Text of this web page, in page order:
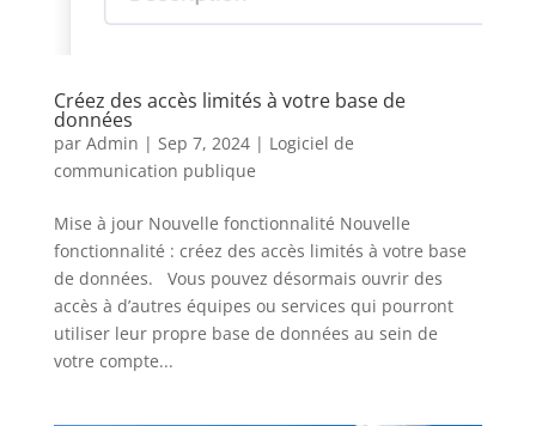
Créez des accès limités à votre base de
données
par Admin | Sep 7, 2024| Logiciel de
communication publique
Mise à jour Nouvelle fonctionnalité Nouvelle
fonctionnalité : créez des accès limités à votre base
de données. Vous pouvez désormais ouvrir des
accès à d’autres équipes ou services qui pourront
utiliser leur propre base de données au sein de
votre compte...